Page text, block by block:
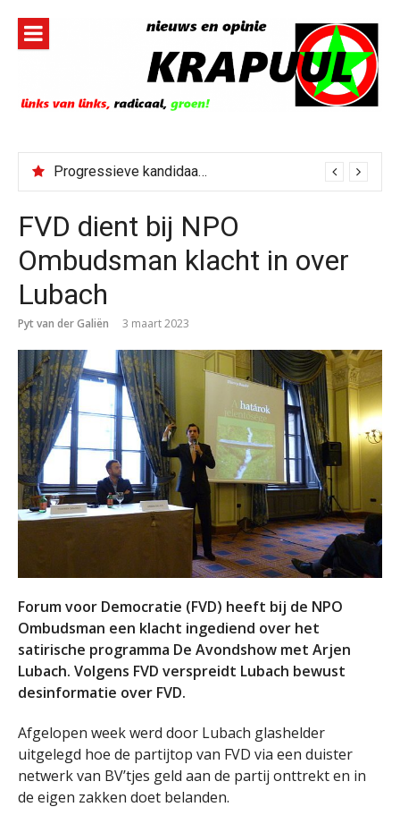
inhoud
Progressieve kandidaat El-Sayed senaatskandidaat Michigan
FVD dient bij NPO
Ombudsman klacht in over
Lubach
Pyt van der Galiën 3 maart 2023
Forum voor Democratie (FVD) heeft bij de NPO
Ombudsman een klacht ingediend over het
satirische programma De Avondshow met Arjen
Lubach. Volgens FVD verspreidt Lubach bewust
desinformatie over FVD.
Afgelopen week werd door Lubach glashelder
uitgelegd hoe de partijtop van FVD via een duister
netwerk van BV’tjes geld aan de partij onttrekt en in
de eigen zakken doet belanden.